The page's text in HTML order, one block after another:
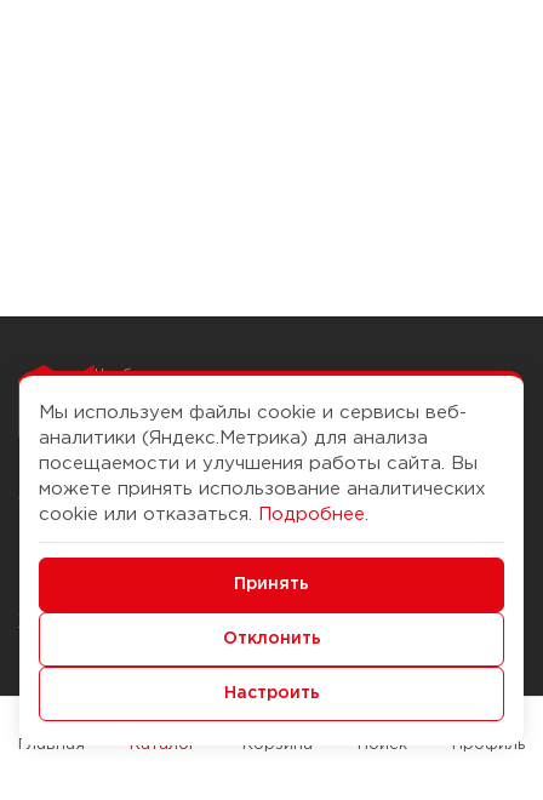
Чтобы вам легко
О компании
История Компании
Журнал
Наши марки
Брендирование
Помощь
Доставка и оплата
Способы оплаты
Служба контроля качества
Мы используем файлы cookie и сервисы веб-
аналитики (Яндекс.Метрика) для анализа
посещаемости и улучшения работы сайта. Вы
можете принять использование аналитических
cookie или отказаться.
Подробнее
Принять
Отклонить
Настроить
Главная Каталог Корзина Поиск Профиль